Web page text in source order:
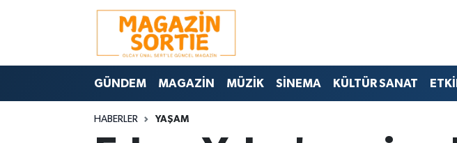
GÜNDEM MAGAZİN MÜZİK SİNEMA KÜLTÜR SANAT
HABERLER YAŞAM
Nöbetçi Eczaneler
Hava Durumu
Trafik Durumu